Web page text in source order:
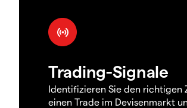
Trading-Signale
Identifizieren Sie den richtigen
einen Trade im Devisenmarkt